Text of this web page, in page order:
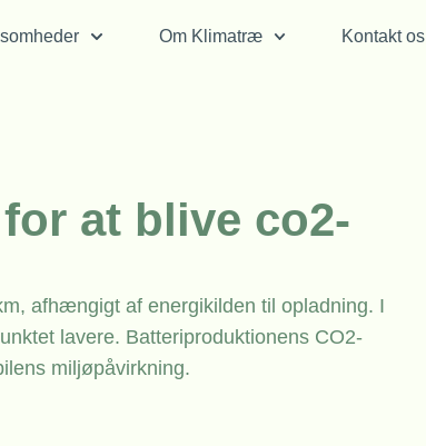
Om Klimatræ
Kontakt os
at blive co2-
afhængigt af energikilden til opladning. I
lavere. Batteriproduktionens CO2-
miljøpåvirkning.